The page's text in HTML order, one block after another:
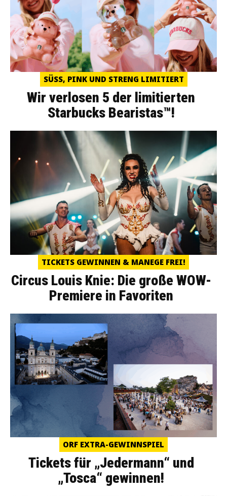
SÜSS, PINK UND STRENG LIMITIERT
Wir verlosen 5 der limitierten
Starbucks Bearistas™!
TICKETS GEWINNEN & MANEGE FREI!
Circus Louis Knie: Die große WOW-
Premiere in Favoriten
ORF EXTRA-GEWINNSPIEL
Tickets für „Jedermann“ und
„Tosca“ gewinnen!